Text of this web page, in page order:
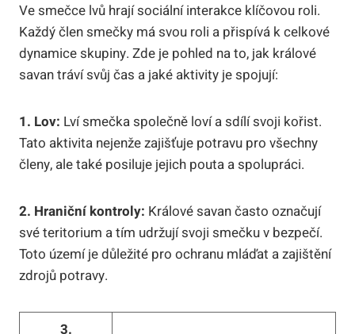
Ve smečce lvů hrají sociální interakce klíčovou roli.
Každý člen smečky má svou roli a přispívá k celkové
dynamice skupiny. Zde je pohled na to, jak králové
savan tráví svůj čas a jaké aktivity je spojují:
1. Lov: Lví smečka společně loví a sdílí svoji kořist.
Tato aktivita nejenže zajišťuje potravu pro všechny
členy, ale také posiluje jejich pouta a spolupráci.
2. Hraniční kontroly: Králové savan často označují
své teritorium a tím udržují svoji smečku v bezpečí.
Toto území je důležité pro ochranu mláďat a zajištění
zdrojů potravy.
3.